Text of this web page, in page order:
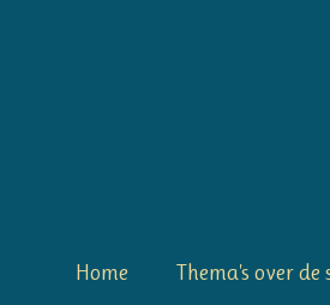
Home Thema's over de